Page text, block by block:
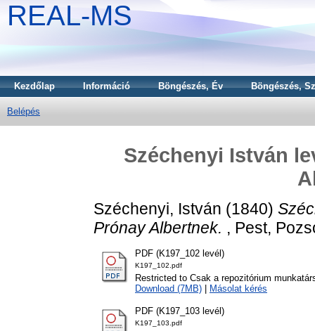
REAL-MS
Kezdőlap Információ Böngészés, Év Böngészés,
Belépés
Széchenyi István
Széchenyi, István (1840)
Prónay Albertnek. , Pest,
PDF (K197_102 levél)
K197_102.pdf
Restricted to Csak a repozitórium
Download (7MB)
Másolat kérés
PDF (K197_103 levél)
K197_103.pdf